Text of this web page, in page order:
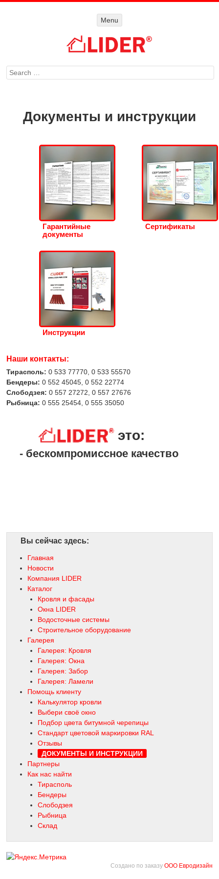
Menu
Search
Документы и инструкции
Гарантийные
документы
Сертификаты
Инструкции
Наши контакты:
Тирасполь: 0 533 77770, 0 533 55570
Бендеры: 0 552 45045, 0 552 22774
Слободзея: 0 557 27272, 0 557 27676
Рыбница: 0 555 25454, 0 555 35050
это:
- бескомпромиссное качество
Вы сейчас здесь:
Главная
Новости
Компания LIDER
Каталог
Кровля и фасады
Окна LIDER
Водосточные системы
Строительное оборудование
Галерея
Галерея: Кровля
Галерея: Окна
Галерея: Забор
Галерея: Ламели
Помощь клиенту
Калькулятор кровли
Выбери своё окно
Подбор цвета битумной черепицы
Стандарт цветовой маркировки RAL
Отзывы
ДОКУМЕНТЫ И ИНСТРУКЦИИ
Партнеры
Как нас найти
Тирасполь
Бендеры
Слободзея
Рыбница
Склад
Создано по заказу ООО Евродизайн